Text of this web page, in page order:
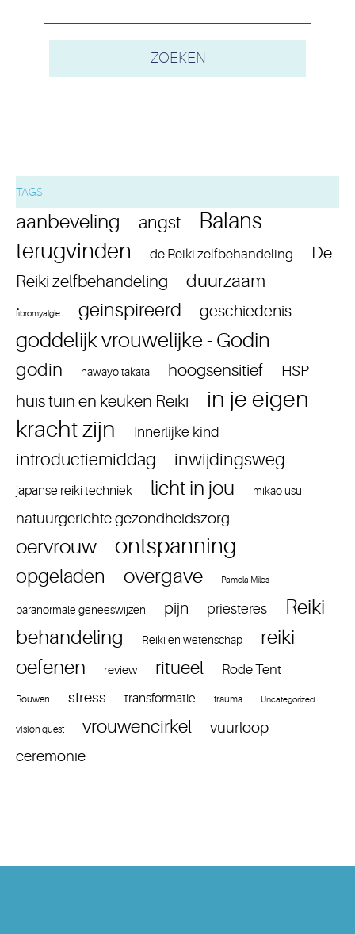
TAGS
aanbeveling angst
Balans
terugvinden
de Reiki zelfbehandeling
De
Reiki zelfbehandeling
duurzaam
fibromyalgie geinspireerd geschiedenis
goddelijk vrouwelijke - Godin
godin hawayo takata hoogsensitief HSP
huis tuin en keuken Reiki
in je eigen
kracht zijn
Innerlijke kind
introductiemiddag inwijdingsweg
japanse reiki techniek licht in jou mikao usui
natuurgerichte gezondheidszorg
oervrouw ontspanning
opgeladen overgave Pamela Miles
paranormale geneeswijzen pijn priesteres
Reiki
behandeling
Reiki en wetenschap
reiki
oefenen
review ritueel Rode Tent
Rouwen stress transformatie trauma Uncategorized
vision quest vrouwencirkel
vuurloop
ceremonie